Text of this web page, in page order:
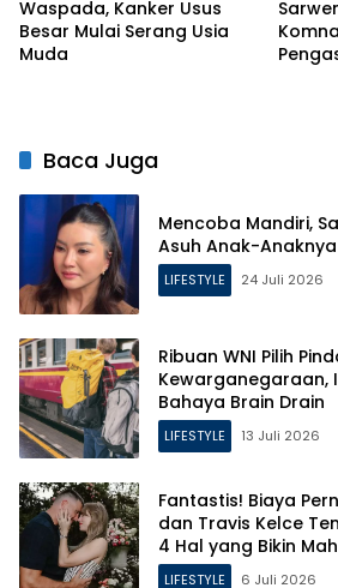
Waspada, Kanker Usus
Besar Mulai Serang Usia
Muda
Baca Juga
Mencoba Mandiri,
Asuh Anak-
LIFESTYLE 24 Juli 2026
Ribuan WNI Pilih
Kewarganegaraan,
Bahaya Brain Drain
LIFESTYLE 13 Juli 2026
Fantastis! Biaya
dan Travis Kelce
4 Hal yang Bikin
LIFESTYLE 6 Juli 2026